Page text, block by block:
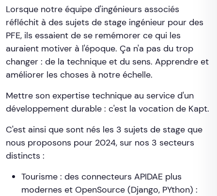
Lorsque notre équipe d'ingénieurs associés
réfléchit à des sujets de stage ingénieur pour des
PFE, ils essaient de se remémorer ce qui les
auraient motiver à l'époque. Ça n'a pas du trop
changer : de la technique et du sens. Apprendre et
améliorer les choses à notre échelle.
Mettre son expertise technique au service d'un
développement durable : c'est la vocation de Kapt.
C'est ainsi que sont nés les 3 sujets de stage que
nous proposons pour 2024, sur nos 3 secteurs
distincts :
Tourisme : des connecteurs APIDAE plus
modernes et OpenSource (Django, PYthon) :